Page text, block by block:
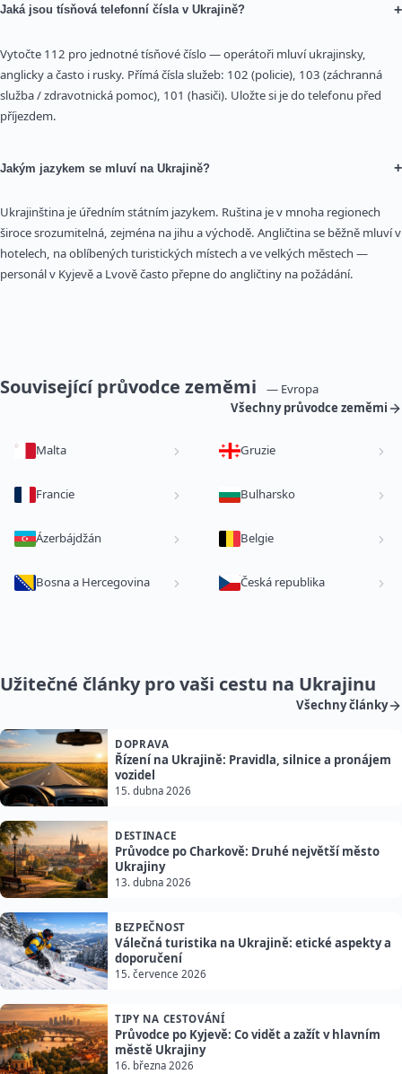
Jaká jsou tísňová telefonní čísla v Ukrajině? +
Vytočte 112 pro jednotné tísňové číslo — operátoři mluví ukrajinsky,
anglicky a často i rusky. Přímá čísla služeb: 102 (policie), 103 (záchranná
služba / zdravotnická pomoc), 101 (hasiči). Uložte si je do telefonu před
příjezdem.
Jakým jazykem se mluví na Ukrajině? +
Ukrajinština je úředním státním jazykem. Ruština je v mnoha regionech
široce srozumitelná, zejména na jihu a východě. Angličtina se běžně mluví v
hotelech, na oblíbených turistických místech a ve velkých městech —
personál v Kyjevě a Lvově často přepne do angličtiny na požádání.
Související průvodce zeměmi
— Evropa
Všechny průvodce zeměmi
Malta Gruzie
Francie Bulharsko
Ázerbájdžán Belgie
Bosna a Hercegovina Česká republika
Užitečné články pro vaši cestu na Ukrajinu
Všechny články
DOPRAVA
Řízení na Ukrajině: Pravidla, silnice a pronájem
vozidel
15. dubna 2026
DESTINACE
Průvodce po Charkově: Druhé největší město
Ukrajiny
13. dubna 2026
BEZPEČNOST
Válečná turistika na Ukrajině: etické aspekty a
doporučení
15. července 2026
TIPY NA CESTOVÁNÍ
Průvodce po Kyjevě: Co vidět a zažít v hlavním
městě Ukrajiny
16. března 2026